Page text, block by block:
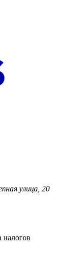
улица, 20
налогов